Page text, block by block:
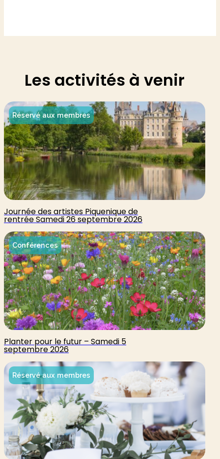
Les activités à venir
Réservé aux membres
Journée des artistes Piquenique de
rentrée Samedi 26 septembre 2026
Conférences
Planter pour le futur – Samedi 5
septembre 2026
Réservé aux membres